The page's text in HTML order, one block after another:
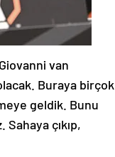
van
Buraya birçok
geldik. Bunu
çıkıp,